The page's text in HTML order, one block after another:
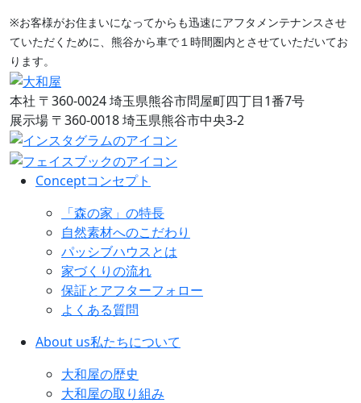
※お客様がお住まいになってからも迅速にアフタメンテナンスさせ
ていただくために、熊谷から車で１時間圏内とさせていただいてお
ります。
本社 〒360-0024 埼玉県熊谷市問屋町四丁目1番7号
展示場 〒360-0018 埼玉県熊谷市中央3-2
Conceptコンセプト
「森の家」の特長
自然素材へのこだわり
パッシブハウスとは
家づくりの流れ
保証とアフターフォロー
よくある質問
About us私たちについて
大和屋の歴史
大和屋の取り組み